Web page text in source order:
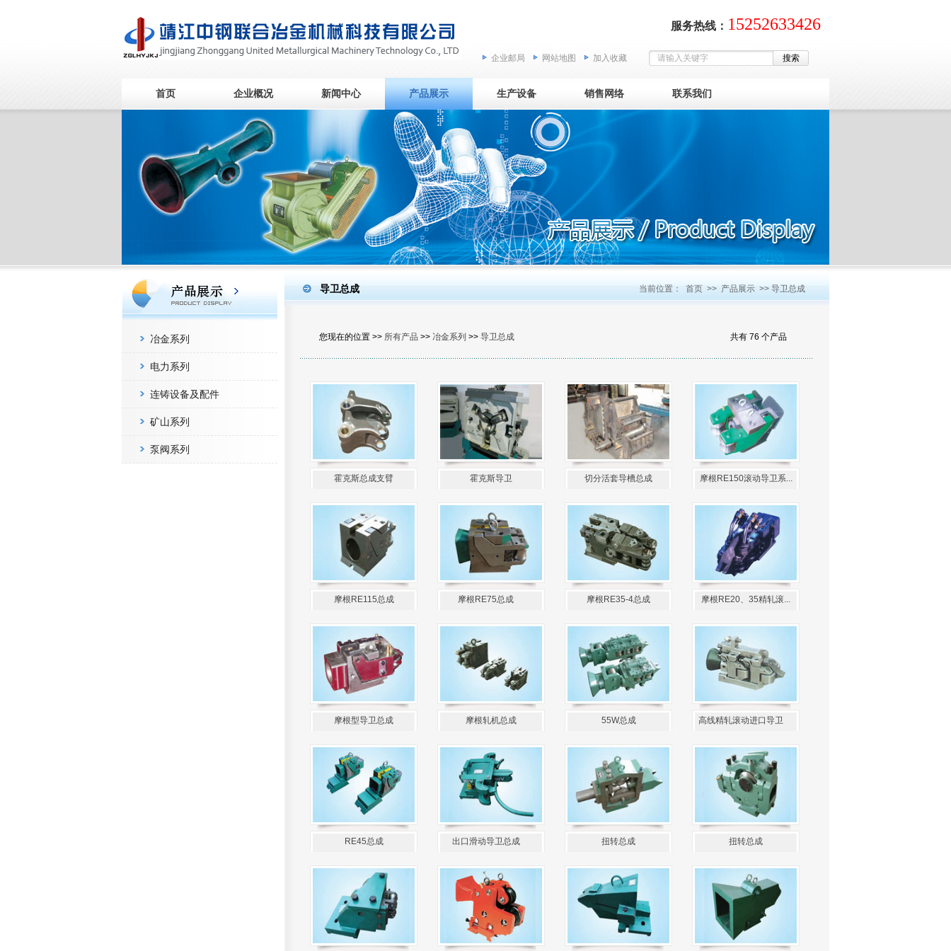
服务热线： 15252633426
企业邮局 网站地图 加入收藏
首页 企业概况 新闻中心 产品展示 生产设备 销售网络 联系我们
冶金系列
电力系列
连铸设备及配件
矿山系列
泵阀系列
导卫总成 当前位置： 首页 >> 产品展示 >> 导卫总成
您现在的位置 >> 所有产品 >> 冶金系列 >> 导卫总成 共有 76 个产品
霍克斯总成支臂 霍克斯导卫 切分活套导槽总成 摩根RE150滚动导卫系...
摩根RE115总成 摩根RE75总成 摩根RE35-4总成 摩根RE20、35精轧滚...
摩根型导卫总成 摩根轧机总成 55W总成 高线精轧滚动进口导卫
RE45总成 出口滑动导卫总成 扭转总成 扭转总成